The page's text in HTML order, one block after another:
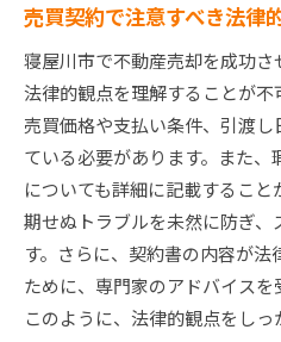
売買契約で注意すべき法律
寝屋川市で不動産売却を成功
法律的観点を理解することが不
売買価格や支払い条件、引渡
ている必要があります。また
についても詳細に記載するこ
期せぬトラブルを未然に防ぎ、
す。さらに、契約書の内容が
ために、専門家のアドバイスを
このように、法律的観点をし